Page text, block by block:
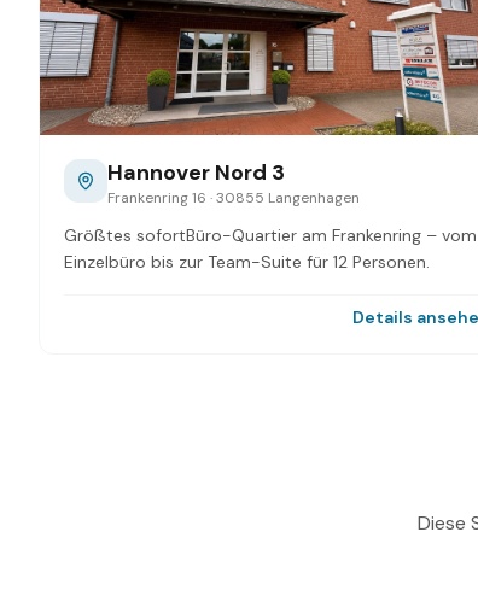
Hannover Nord 3
Frankenring 16 · 30855 Langenhagen
Größtes sofortBüro-Quartier am Frankenring – vom
Einzelbüro bis zur Team-Suite für 12 Personen.
Details
Diese